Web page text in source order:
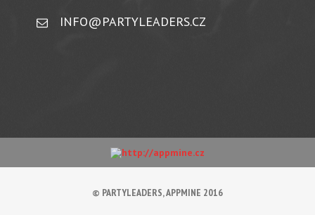
INFO@PARTYLEADERS.CZ
© PARTYLEADERS, APPMINE 2016